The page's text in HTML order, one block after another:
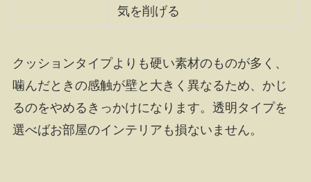
気を削げる
クッションタイプよりも硬い素材のものが多く、
噛んだときの感触が壁と大きく異なるため、かじ
るのをやめるきっかけになります。透明タイプを
選べばお部屋のインテリアも損ないません。